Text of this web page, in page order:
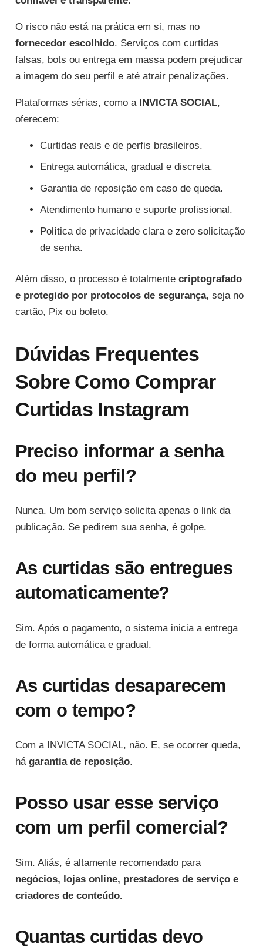
O risco não está na prática em si, mas no
fornecedor escolhido. Serviços com curtidas
falsas, bots ou entrega em massa podem prejudicar
a imagem do seu perfil e até atrair penalizações.
Plataformas sérias, como a INVICTA SOCIAL,
oferecem:
Curtidas reais e de perfis brasileiros.
Entrega automática, gradual e discreta.
Garantia de reposição em caso de queda.
Atendimento humano e suporte profissional.
Política de privacidade clara e zero solicitação
de senha.
Além disso, o processo é totalmente criptografado
e protegido por protocolos de segurança, seja no
cartão, Pix ou boleto.
Dúvidas Frequentes
Sobre Como Comprar
Curtidas Instagram
Preciso informar a senha
do meu perfil?
Nunca. Um bom serviço solicita apenas o link da
publicação. Se pedirem sua senha, é golpe.
As curtidas são entregues
automaticamente?
Sim. Após o pagamento, o sistema inicia a entrega
de forma automática e gradual.
As curtidas desaparecem
com o tempo?
Com a INVICTA SOCIAL, não. E, se ocorrer queda,
há garantia de reposição.
Posso usar esse serviço
com um perfil comercial?
Sim. Aliás, é altamente recomendado para
negócios, lojas online, prestadores de serviço e
criadores de conteúdo.
Quantas curtidas devo